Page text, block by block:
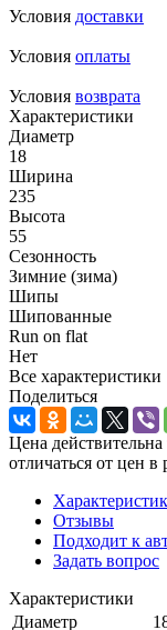
Условия доставки
Условия оплаты
Условия возврата
Характеристики
Диаметр
18
Ширина
235
Высота
55
Сезонность
Зимние (зима)
Шипы
Шипованные
Run on flat
Нет
Все характеристики
Поделиться
Цена
отличаться от цен
Отзывы
Подходит к
Задать вопрос
Характеристики
Диаметр